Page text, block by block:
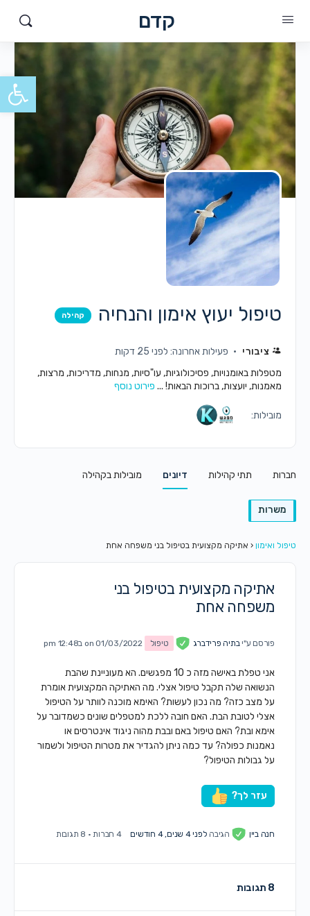
קדם
טיפול יעוץ אימון והנחיה קהילה
ציבורי
פעילות אחרונה: לפני 25 דקות
מטפלות באומנויות, פסיכולוגיות, עו"סיות, מנחות, מדריכות, מרצות,
מאמנות, יועצות, ברוכות הבאות! ... פירוט נוסף
מובילות:
חברות תתי קהילות דיונים מובילות בקהילה
משרות
טיפול ואימון ‹ אתיקה מקצועית בטיפול בני משפחה אחת
אתיקה מקצועית בטיפול בני
משפחה אחת
פורסם ע"יבתיה פרידברג טיפול on 01/03/2022 ב12:48 pm
אני טפלת באישה מזה כ 10 מפגשים. הא מעוניינת שהבת
הנשואה שלה תקבל טיפול אצלי. מה האתיקה המקצועית אומרת
על מצב כזה? מה נכון לעשות? האימא מוכנה לוותר על הטיפול
אצלי לטובת הבת. האם חובה ללכת למטפלים שונים כשמדובר על
אימא ובת? האם טיפול באם ובבת מהוה ניגוד אינטרסים או
נאמנות כפולה? עד כמה ניתן להגדיר את מטרות הטיפול ולשמור
על גבולות הטיפול?
עזר לך?
חנה ביין הגיבה לפני 4 שנים, 4 חודשים 4 חברות · 8 תגובות
8 תגובות
פתח